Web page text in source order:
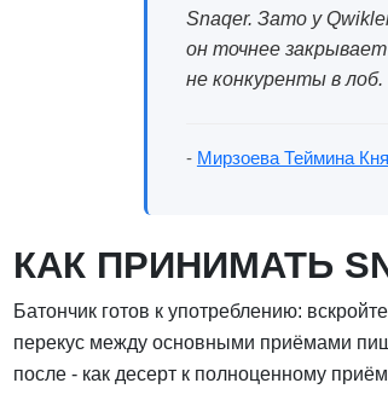
Snaqer. Зато у
он точнее
не конкуренты в лоб.
- Мирзоева Теймина
КАК ПРИНИМАТЬ
Батончик готов к употреблению:
перекус между основными приёмами
после - как десерт к полноценному